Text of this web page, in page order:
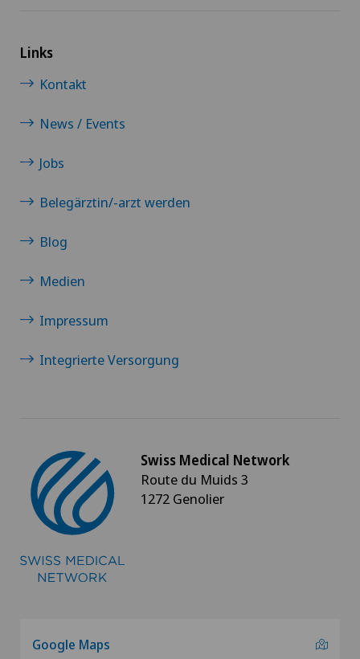
Links
Kontakt
News / Events
Jobs
Belegärztin/-arzt werden
Blog
Medien
Impressum
Integrierte Versorgung
Swiss Medical Network
Route du Muids 3
1272 Genolier
Google Maps